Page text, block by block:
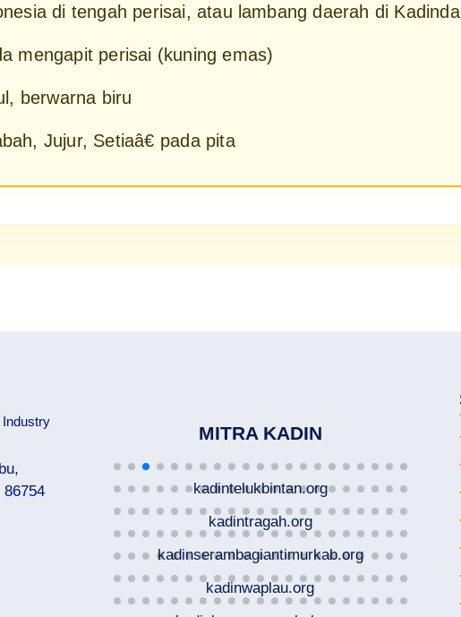
di tengah perisai, atau lambang daerah di Kadinda
mengapit perisai (kuning emas)
berwarna biru
Jujur, Setiaâ€ pada pita
86754
MITRA KADIN
kadintelukbintan.org
kadintragah.org
kadinserambagiantimurkab.org
kadinwaplau.org